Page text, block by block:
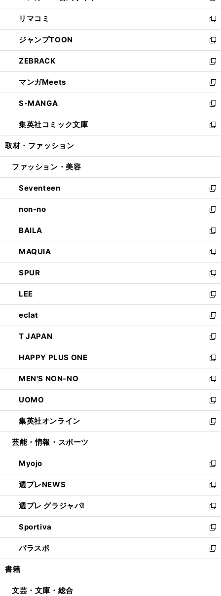
ウ
で
開
く
ン
ド
ウ
で
開
く
ウ
ィ
ン
ド
ウ
で
開
く
し
い
ウ
ィ
ン
ド
ウ
で
開
く
リマコミ
新
し
い
ウ
ィ
ン
ド
ウ
で
開
く
ジャンプTOON
新
し
い
ウ
ィ
ン
ド
ウ
で
開
ZEBRACK
新
し
い
ウ
ィ
ン
ド
ウ
開
マンガMeets
新
し
い
ウ
ィ
ン
ウ
開
く
S-MANGA
新
し
い
ウ
ン
ウ
で
開
く
集英社コミック文庫
新
し
ウ
ン
ド
ウ
で
開
く
取材・ファッション
ファッション・美容
Seventeen
新
し
い
ウ
ィ
ン
ド
ウ
で
開
く
non-no
新
し
い
ウ
ィ
ン
ド
ウ
で
開
く
BAILA
新
し
い
ウ
ィ
ン
ド
ウ
で
開
く
MAQUIA
新
し
い
ウ
ィ
ン
ド
ウ
で
開
く
SPUR
新
し
い
ウ
ィ
ン
ド
ウ
で
開
く
LEE
新
し
い
ウ
ィ
ン
ド
ウ
で
開
く
eclat
新
し
い
ウ
ィ
ン
ド
ウ
で
開
く
T JAPAN
新
し
い
ウ
ィ
ン
ド
ウ
で
開
HAPPY PLUS ONE
新
し
い
ウ
ィ
ン
ド
ウ
開
く
MEN'S NON-NO
新
し
い
ウ
ィ
ン
ウ
で
開
く
UOMO
新
し
い
ウ
ン
ド
ウ
で
開
く
集英社オンライン
新
し
ウ
ィ
ン
ド
ウ
で
開
く
芸能・情報・スポーツ
Myojo
新
し
い
ウ
ィ
ン
ド
ウ
で
開
週プレNEWS
新
し
い
ウ
ィ
ン
ド
ウ
開
週プレ グラジャパ!
新
し
い
ウ
ィ
ン
ウ
Sportiva
新
し
い
ウ
ン
パラスポ
新
し
ウ
書籍
文芸・文庫・総合